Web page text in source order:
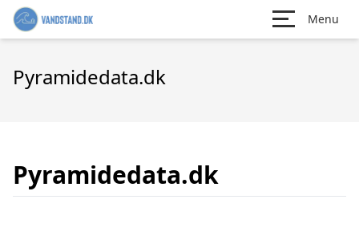
Menu
Pyramidedata.dk
Pyramidedata.dk